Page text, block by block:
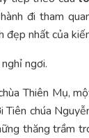
đi tham
đẹp nhất của
ngơi.
Thiên Mụ,
chúa
thăng trầm